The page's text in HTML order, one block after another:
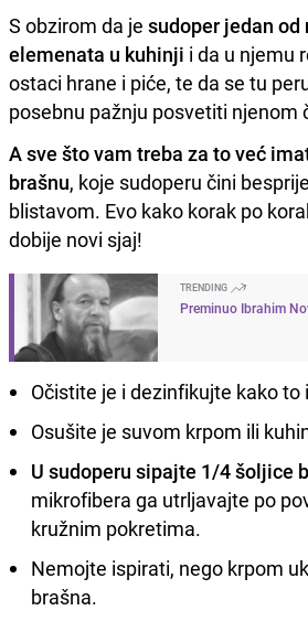
S obzirom da je sudoper jedan
elemenata u kuhinji i da u njemu
ostaci hrane i piće, te da se tu
posebnu pažnju posvetiti njenom
A sve što vam treba za to već
brašnu, koje sudoperu čini
blistavom. Evo kako korak po
dobije novi sjaj!
TRENDING
Preminuo Ibrahim
Očistite je i dezinfikujte kako to
Osušite je suvom krpom ili
U sudoperu sipajte 1/4 šoljice
mikrofibera ga utrljavajte po
kružnim pokretima.
Nemojte ispirati, nego krpom
brašna.